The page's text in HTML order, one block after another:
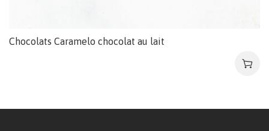
Chocolats Caramelo chocolat au lait